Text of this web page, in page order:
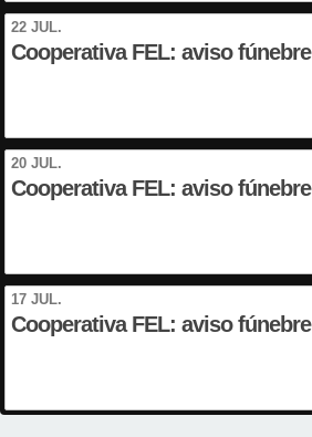
22 JUL.
Cooperativa FEL: aviso fúnebre
20 JUL.
Cooperativa FEL: aviso fúnebre
17 JUL.
Cooperativa FEL: aviso fúnebre